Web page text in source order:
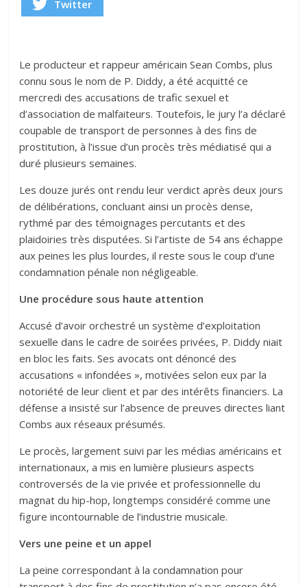
Twitter
Le producteur et rappeur américain Sean Combs, plus
connu sous le nom de P. Diddy, a été acquitté ce
mercredi des accusations de trafic sexuel et
d’association de malfaiteurs. Toutefois, le jury l’a déclaré
coupable de transport de personnes à des fins de
prostitution, à l’issue d’un procès très médiatisé qui a
duré plusieurs semaines.
Les douze jurés ont rendu leur verdict après deux jours
de délibérations, concluant ainsi un procès dense,
rythmé par des témoignages percutants et des
plaidoiries très disputées. Si l’artiste de 54 ans échappe
aux peines les plus lourdes, il reste sous le coup d’une
condamnation pénale non négligeable.
Une procédure sous haute attention
Accusé d’avoir orchestré un système d’exploitation
sexuelle dans le cadre de soirées privées, P. Diddy niait
en bloc les faits. Ses avocats ont dénoncé des
accusations « infondées », motivées selon eux par la
notoriété de leur client et par des intérêts financiers. La
défense a insisté sur l’absence de preuves directes liant
Combs aux réseaux présumés.
Le procès, largement suivi par les médias américains et
internationaux, a mis en lumière plusieurs aspects
controversés de la vie privée et professionnelle du
magnat du hip-hop, longtemps considéré comme une
figure incontournable de l’industrie musicale.
Vers une peine et un appel
La peine correspondant à la condamnation pour